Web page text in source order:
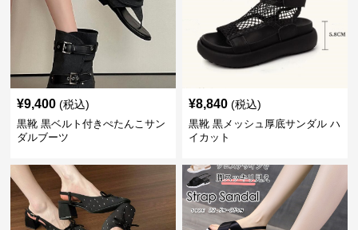
¥9,400 (税込)
黒靴 黒ベルト付きぺたんこサン
ダルブーツ
¥8,840 (税込)
黒靴 黒メッシュ厚底サンダル ハ
イカット